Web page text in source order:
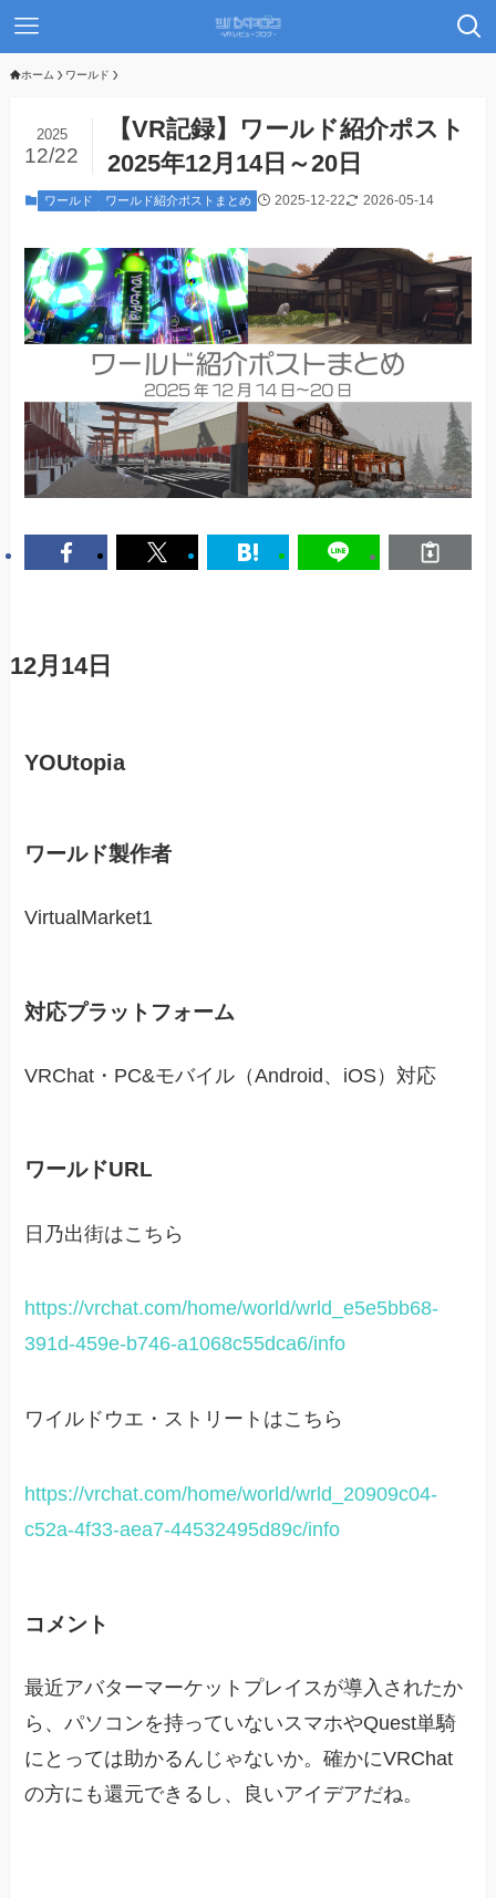
ホーム ワールド
【VR記録】ワールド紹介ポスト
2025年12月14日～20日
2025
12/22
ワールド ワールド紹介ポストまとめ 2025-12-22 2026-05-14
12月14日
YOUtopia
ワールド製作者
VirtualMarket1
対応プラットフォーム
VRChat・PC&モバイル（Android、iOS）対応
ワールドURL
日乃出街はこちら
https://vrchat.com/home/world/wrld_e5e5bb68-
391d-459e-b746-a1068c55dca6/info
ワイルドウエ・ストリートはこちら
https://vrchat.com/home/world/wrld_20909c04-
c52a-4f33-aea7-44532495d89c/info
コメント
最近アバターマーケットプレイスが導入されたか
ら、パソコンを持っていないスマホやQuest単騎
にとっては助かるんじゃないか。確かにVRChat
の方にも還元できるし、良いアイデアだね。